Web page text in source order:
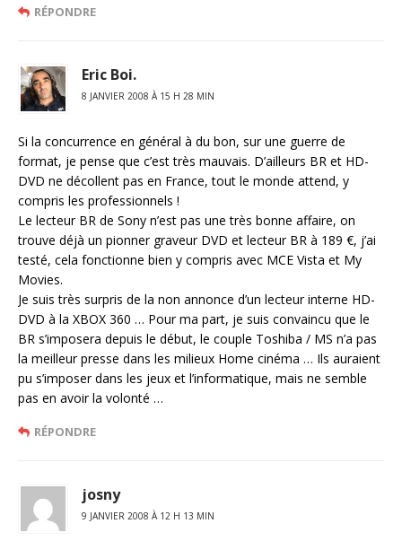
RÉPONDRE
Eric Boi.
8 JANVIER 2008 À 15 H 28 MIN
Si la concurrence en général à du bon, sur une guerre de
format, je pense que c’est très mauvais. D’ailleurs BR et HD-
DVD ne décollent pas en France, tout le monde attend, y
compris les professionnels !
Le lecteur BR de Sony n’est pas une très bonne affaire, on
trouve déjà un pionner graveur DVD et lecteur BR à 189 €, j’ai
testé, cela fonctionne bien y compris avec MCE Vista et My
Movies.
Je suis très surpris de la non annonce d’un lecteur interne HD-
DVD à la XBOX 360 … Pour ma part, je suis convaincu que le
BR s’imposera depuis le début, le couple Toshiba / MS n’a pas
la meilleur presse dans les milieux Home cinéma … Ils auraient
pu s’imposer dans les jeux et l’informatique, mais ne semble
pas en avoir la volonté …
RÉPONDRE
josny
9 JANVIER 2008 À 12 H 13 MIN